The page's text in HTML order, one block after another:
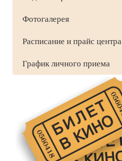
Фотогалерея
Расписание и прайс центра
График личного приема